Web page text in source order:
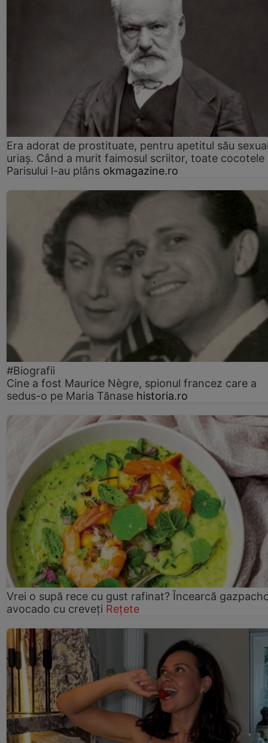
Era adorat de prostituate, pentru apetitul său
uriaș. Când a murit faimosul scriitor, toate cocotele
Parisului l-au plâns okmagazine.ro
#Biografii
Cine a fost Maurice Nègre, spionul francez care a
sedus-o pe Maria Tănase historia.ro
Vrei o supă rece cu gust rafinat? Încearcă
avocado cu creveți Rețete